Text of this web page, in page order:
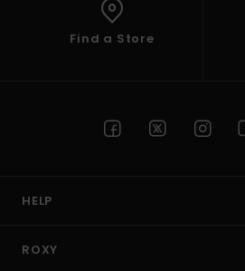
Find a Store
HELP
ROXY